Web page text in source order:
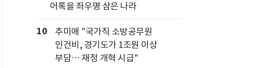
어록을 좌우명 삼은 나라
10
추미애 "국가직 소방공무원
인건비, 경기도가 1조원 이상
부담… 재정 개혁 시급"